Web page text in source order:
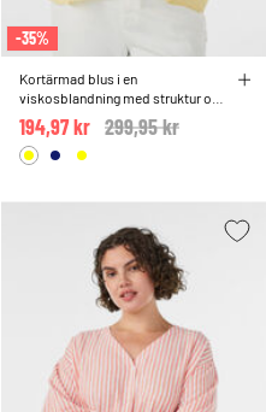
-35%
Kortärmad blus i en
viskosblandning med struktur och
volangärmar
Price reduced from
299,95 kr
194,97 kr